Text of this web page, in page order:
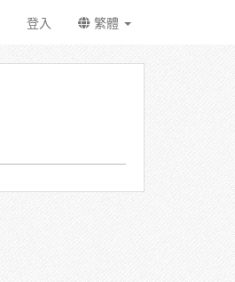
登入 繁體